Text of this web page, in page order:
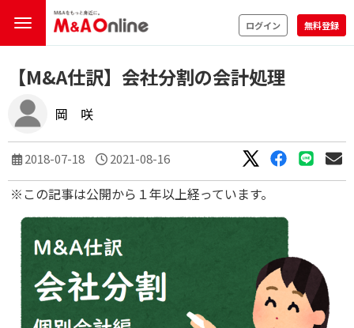
ログイン 無料登録
【M&A仕訳】会社分割の会計処理
岡 咲
2018-07-18 2021-08-16
※この記事は公開から１年以上経っています。